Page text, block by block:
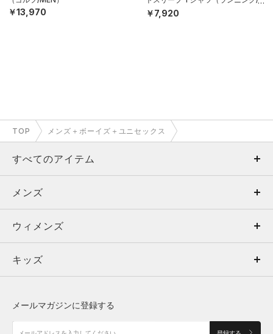
￥13,970
EN）
￥7,920
TOP メンズ＋ボーイズ＋ユニセックス
すべてのアイテム
メンズ
ウィメンズ
キッズ
アクセサリー
メンズ
トップス
ボトムス
アクセサリー
ウィメンズ
トップス
シューズ
キッズ
メールマガジンに登録する